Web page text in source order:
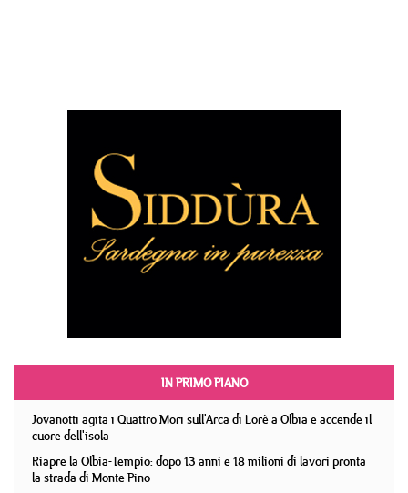
IN PRIMO PIANO
Jovanotti agita i Quattro Mori sull'Arca di Lorè a Olbia e accende il
cuore dell'isola
Riapre la Olbia-Tempio: dopo 13 anni e 18 milioni di lavori pronta
la strada di Monte Pino